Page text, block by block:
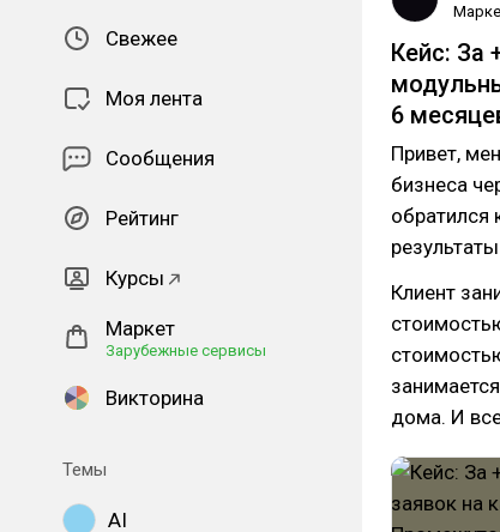
Свежее
Моя лента
Сообщения
Рейтинг
Курсы
Маркет
Зарубежные сервисы
Викторина
Темы
AI
Кейс: За
6
Привет,
бизнеса
обратился
результаты
Клиент
дома. И